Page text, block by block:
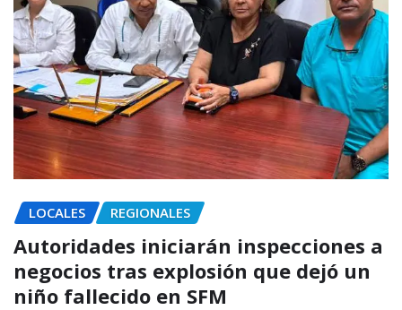
LOCALES REGIONALES
Autoridades iniciarán inspecciones a
negocios tras explosión que dejó un
niño fallecido en SFM